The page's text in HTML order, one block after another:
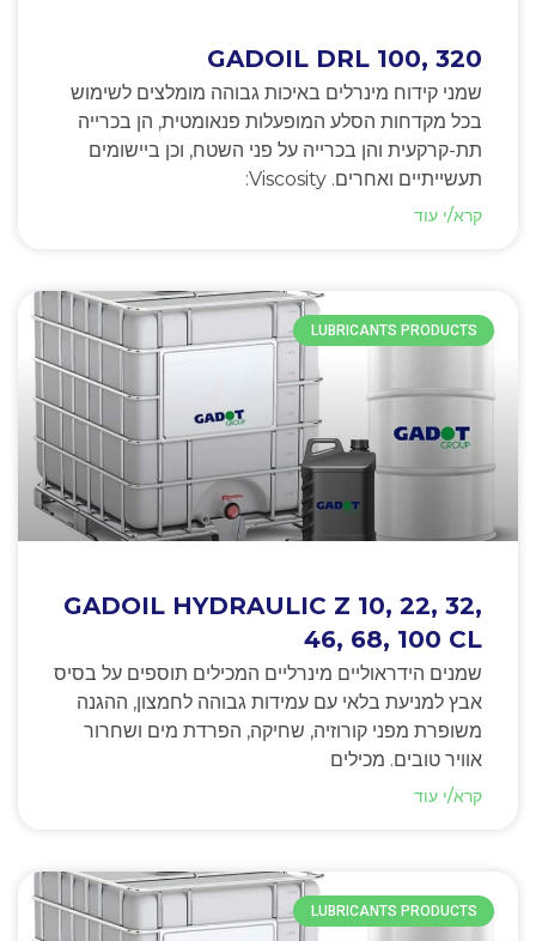
GADOIL DRL 100, 320
שמני קידוח מינרלים באיכות גבוהה מומלצים לשימוש
בכל מקדחות הסלע המופעלות פנאומטית, הן בכרייה
תת-קרקעית והן בכרייה על פני השטח, וכן ביישומים
תעשייתיים ואחרים. Viscosity:
קרא/י עוד
LUBRICANTS PRODUCTS
GADOIL HYDRAULIC Z 10, 22, 32,
46, 68, 100 CL
שמנים הידראוליים מינרליים המכילים תוספים על בסיס
אבץ למניעת בלאי עם עמידות גבוהה לחמצון, ההגנה
משופרת מפני קורוזיה, שחיקה, הפרדת מים ושחרור
אוויר טובים. מכילים
קרא/י עוד
LUBRICANTS PRODUCTS